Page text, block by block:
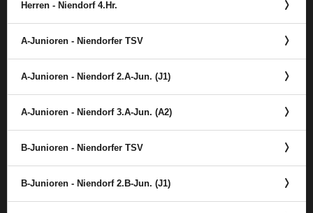
Herren - Niendorf 4.Hr.
A-Junioren - Niendorfer TSV
A-Junioren - Niendorf 2.A-Jun. (J1)
A-Junioren - Niendorf 3.A-Jun. (A2)
B-Junioren - Niendorfer TSV
B-Junioren - Niendorf 2.B-Jun. (J1)